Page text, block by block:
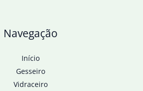
Navegação
Início
Gesseiro
Vidraceiro